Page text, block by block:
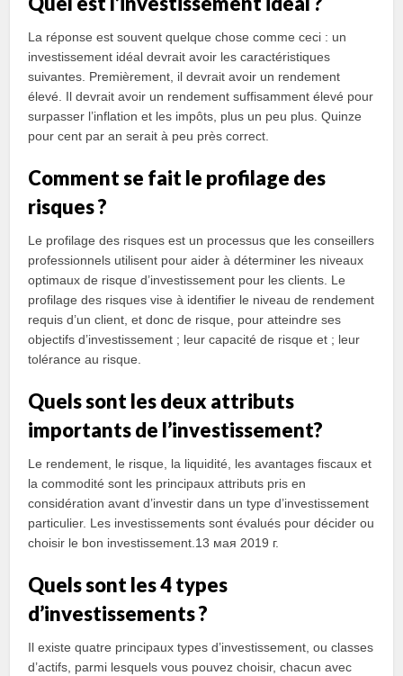
La réponse est souvent quelque chose comme ceci : un
investissement idéal devrait avoir les caractéristiques
suivantes. Premièrement, il devrait avoir un rendement
élevé. Il devrait avoir un rendement suffisamment élevé pour
surpasser l’inflation et les impôts, plus un peu plus. Quinze
pour cent par an serait à peu près correct.
Comment se fait le profilage des
risques ?
Le profilage des risques est un processus que les conseillers
professionnels utilisent pour aider à déterminer les niveaux
optimaux de risque d’investissement pour les clients. Le
profilage des risques vise à identifier le niveau de rendement
requis d’un client, et donc de risque, pour atteindre ses
objectifs d’investissement ; leur capacité de risque et ; leur
tolérance au risque.
Quels sont les deux attributs
importants de l’investissement?
Le rendement, le risque, la liquidité, les avantages fiscaux et
la commodité sont les principaux attributs pris en
considération avant d’investir dans un type d’investissement
particulier. Les investissements sont évalués pour décider ou
choisir le bon investissement.13 мая 2019 г.
Quels sont les 4 types
d’investissements ?
Il existe quatre principaux types d’investissement, ou classes
d’actifs, parmi lesquels vous pouvez choisir, chacun avec